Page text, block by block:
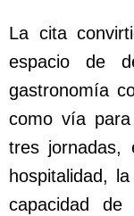
La cita
espacio de
gastronomía
como vía
tres jornadas,
hospitalidad,
capacidad